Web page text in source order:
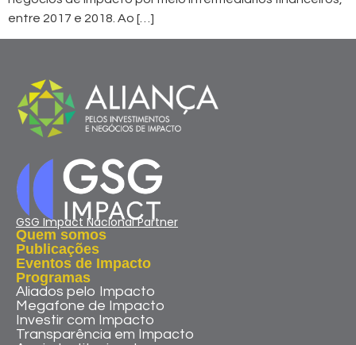
entre 2017 e 2018. Ao […]
GSG Impact Nacional Partner
Quem somos
Publicações
Eventos de Impacto
Programas
Aliados pelo Impacto
Megafone de Impacto
Investir com Impacto
Transparência em Impacto